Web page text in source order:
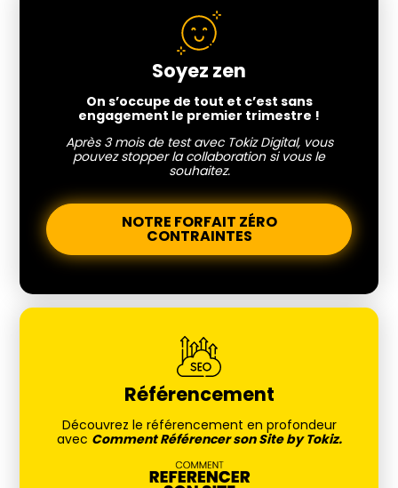
Soyez zen
On s’occupe de tout et c’est sans
engagement le premier trimestre !
Après 3 mois de test avec Tokiz Digital, vous
pouvez stopper la collaboration si vous le
souhaitez.
NOTRE FORFAIT ZÉRO
CONTRAINTES
Référencement
Découvrez le référencement en profondeur
avec Comment Référencer son Site by Tokiz.